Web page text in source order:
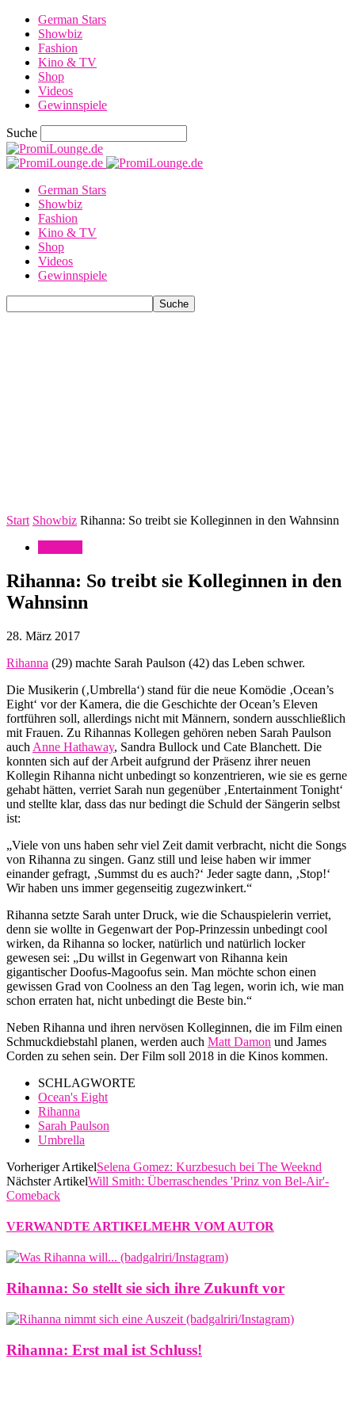
German Stars
Showbiz
Fashion
Kino & TV
Shop
Videos
Gewinnspiele
Suche
German Stars
Showbiz
Fashion
Kino & TV
Shop
Videos
Gewinnspiele
Start Showbiz Rihanna: So treibt sie Kolleginnen in den Wahnsinn
Rihanna: So treibt sie Kolleginnen in den
Wahnsinn
28. März 2017
Rihanna (29) machte Sarah Paulson (42) das Leben schwer.
Die Musikerin (‚Umbrella‘) stand für die neue Komödie ‚Ocean’s
Eight‘ vor der Kamera, die die Geschichte der Ocean’s Eleven
fortführen soll, allerdings nicht mit Männern, sondern ausschließlich
mit Frauen. Zu Rihannas Kollegen gehören neben Sarah Paulson
auch Anne Hathaway, Sandra Bullock und Cate Blanchett. Die
konnten sich auf der Arbeit aufgrund der Präsenz ihrer neuen
Kollegin Rihanna nicht unbedingt so konzentrieren, wie sie es gerne
gehabt hätten, verriet Sarah nun gegenüber ‚Entertainment Tonight‘
und stellte klar, dass das nur bedingt die Schuld der Sängerin selbst
ist:
„Viele von uns haben sehr viel Zeit damit verbracht, nicht die Songs
von Rihanna zu singen. Ganz still und leise haben wir immer
einander gefragt, ‚Summst du es auch?‘ Jeder sagte dann, ‚Stop!‘
Wir haben uns immer gegenseitig zugezwinkert.“
Rihanna setzte Sarah unter Druck, wie die Schauspielerin verriet,
denn sie wollte in Gegenwart der Pop-Prinzessin unbedingt cool
wirken, da Rihanna so locker, natürlich und natürlich locker
gewesen sei: „Du willst in Gegenwart von Rihanna kein
gigantischer Doofus-Magoofus sein. Man möchte schon einen
gewissen Grad von Coolness an den Tag legen, worin ich, wie man
schon erraten hat, nicht unbedingt die Beste bin.“
Neben Rihanna und ihren nervösen Kolleginnen, die im Film einen
Schmuckdiebstahl planen, werden auch Matt Damon und James
Corden zu sehen sein. Der Film soll 2018 in die Kinos kommen.
SCHLAGWORTE
Ocean's Eight
Rihanna
Sarah Paulson
Umbrella
Vorheriger ArtikelSelena Gomez: Kurzbesuch bei The Weeknd
Nächster ArtikelWill Smith: Überraschendes 'Prinz von Bel-Air'-
Comeback
VERWANDTE ARTIKELMEHR VOM AUTOR
Rihanna: So stellt sie sich ihre Zukunft vor
Rihanna: Erst mal ist Schluss!